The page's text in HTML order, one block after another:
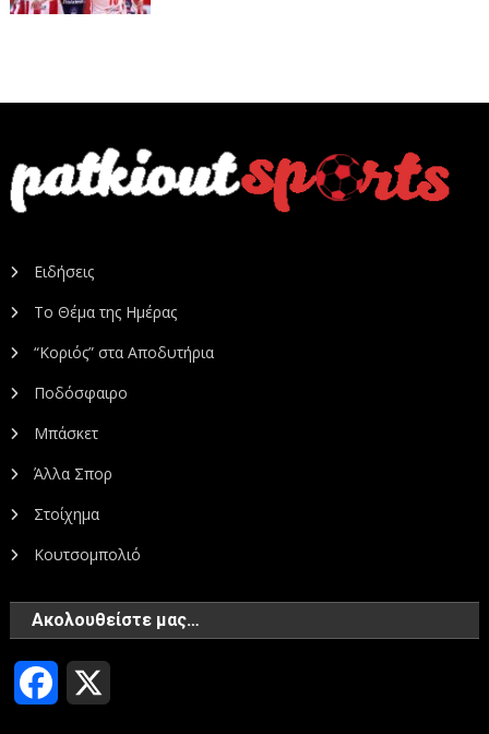
Ειδήσεις
Το Θέμα της Ημέρας
“Κοριός” στα Αποδυτήρια
Ποδόσφαιρο
Μπάσκετ
Άλλα Σπορ
Στοίχημα
Κουτσομπολιό
Ακολουθείστε μας…
Facebook